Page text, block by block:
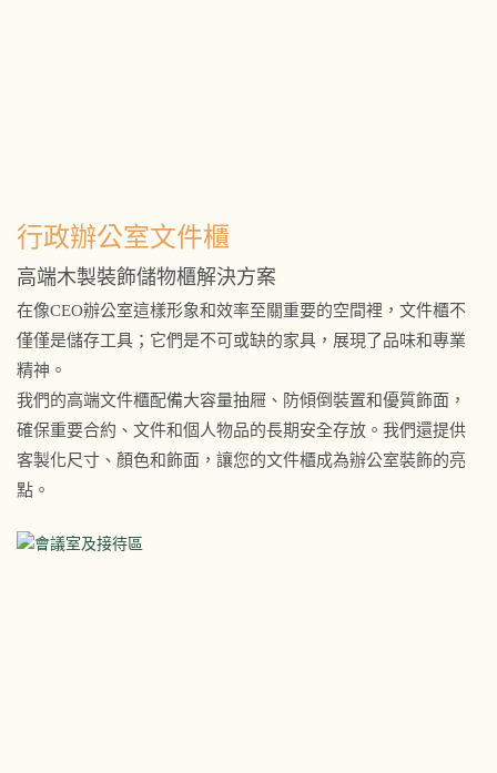
行政辦公室文件櫃
高端木製裝飾儲物櫃解決方案
在像CEO辦公室這樣形象和效率至關重要的空間裡，文件櫃不
僅僅是儲存工具；它們是不可或缺的家具，展現了品味和專業
精神。
我們的高端文件櫃配備大容量抽屜、防傾倒裝置和優質飾面，
確保重要合約、文件和個人物品的長期安全存放。我們還提供
客製化尺寸、顏色和飾面，讓您的文件櫃成為辦公室裝飾的亮
點。